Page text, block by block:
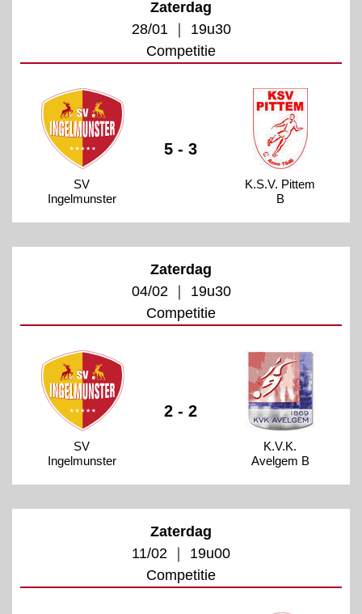
Zaterdag
28/01 ｜ 19u30
Competitie
SV
Ingelmunster
5 - 3
K.S.V. Pittem
B
Zaterdag
04/02 ｜ 19u30
Competitie
SV
Ingelmunster
2 - 2
K.V.K.
Avelgem B
Zaterdag
11/02 ｜ 19u00
Competitie